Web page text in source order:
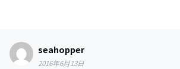
seahopper
2016年6月13日